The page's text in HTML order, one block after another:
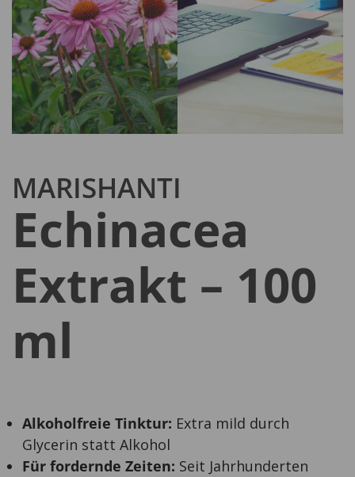
MARISHANTI
Echinacea
Extrakt – 100
ml
Alkoholfreie Tinktur: Extra mild durch
Glycerin statt Alkohol
Für fordernde Zeiten: Seit Jahrhunderten